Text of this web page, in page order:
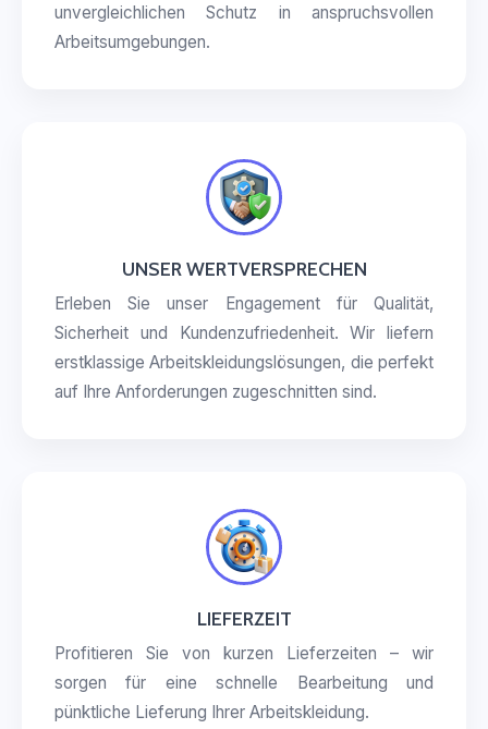
unvergleichlichen Schutz in anspruchsvollen
Arbeitsumgebungen.
UNSER WERTVERSPRECHEN
Erleben Sie unser Engagement für Qualität,
Sicherheit und Kundenzufriedenheit. Wir liefern
erstklassige Arbeitskleidungslösungen, die perfekt
auf Ihre Anforderungen zugeschnitten sind.
LIEFERZEIT
Profitieren Sie von kurzen Lieferzeiten – wir
sorgen für eine schnelle Bearbeitung und
pünktliche Lieferung Ihrer Arbeitskleidung.